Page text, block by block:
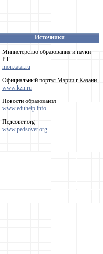
Источники
Министерство образования и науки
РТ
mon.tatar.ru
Официальный портал Мэрии г.Казани
www.kzn.ru
Новости образования
www.eduhelp.info
Педсовет.org
www.pedsovet.org